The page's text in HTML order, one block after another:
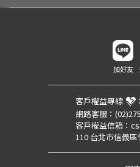
加好友
客戶權益專線 ：
網路客服：
客戶權益信箱：
110 台北市信義